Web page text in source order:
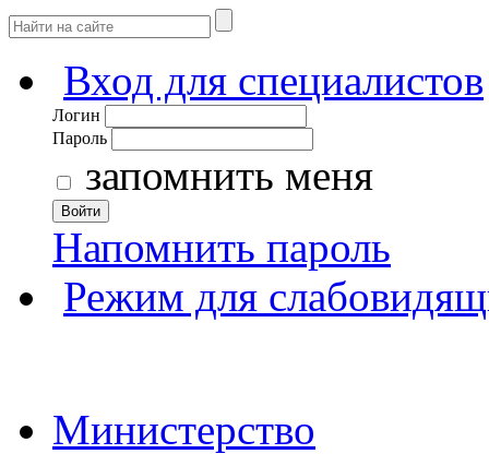
Вход для специалистов
Логин
Пароль
запомнить меня
Войти
Напомнить пароль
Режим для
Министерство